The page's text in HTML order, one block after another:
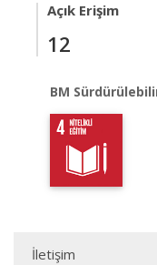
Açık Erişim
12
BM
İletişim